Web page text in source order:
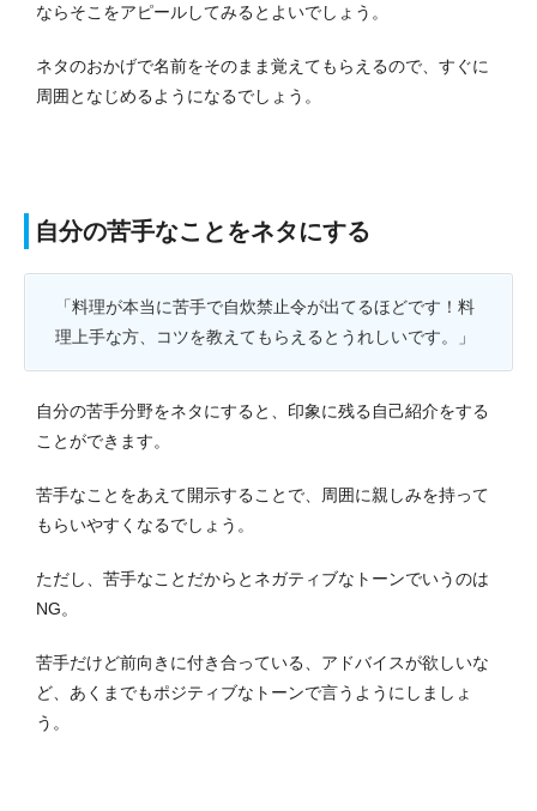
ならそこをアピールしてみるとよいでしょう。
ネタのおかげで名前をそのまま覚えてもらえるので、すぐに
周囲となじめるようになるでしょう。
自分の苦手なことをネタにする
「料理が本当に苦手で自炊禁止令が出てるほどです！料
理上手な方、コツを教えてもらえるとうれしいです。」
自分の苦手分野をネタにすると、印象に残る自己紹介をする
ことができます。
苦手なことをあえて開示することで、周囲に親しみを持って
もらいやすくなるでしょう。
ただし、苦手なことだからとネガティブなトーンでいうのは
NG。
苦手だけど前向きに付き合っている、アドバイスが欲しいな
ど、あくまでもポジティブなトーンで言うようにしましょ
う。